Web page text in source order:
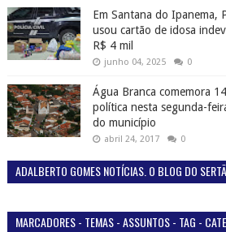
Em Santana do Ipanema,
usou cartão de idosa
R$ 4 mil
junho 04, 2025 0
Água Branca comemora
política nesta segunda-
do município
abril 24, 2017 0
ADALBERTO GOMES NOTÍCIAS. O BLOG DO
MARCADORES - TEMAS - ASSUNTOS - TAG -